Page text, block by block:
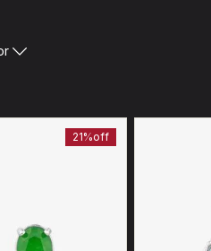
21%off